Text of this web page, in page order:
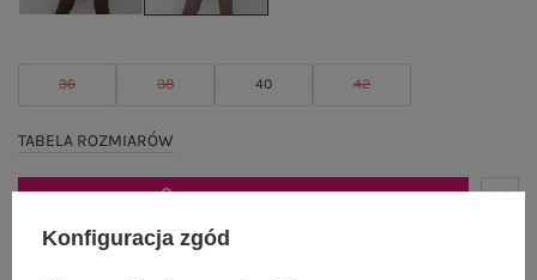
36 38 40 42
TABELA ROZMIARÓW
Konfiguracja zgód